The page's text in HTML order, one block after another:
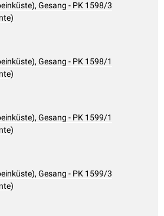
Gesang - PK 1598/3
Gesang - PK 1598/1
Gesang - PK 1599/1
Gesang - PK 1599/3